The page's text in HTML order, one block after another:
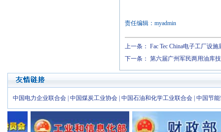
责任编辑：myadmin
上一条： Fac Tec China电子工厂设施
下一条： 第六届广州军民两用油库
中国电力企业联合会 中国煤炭工业协会 中国石油和化学工业联合会 中国节